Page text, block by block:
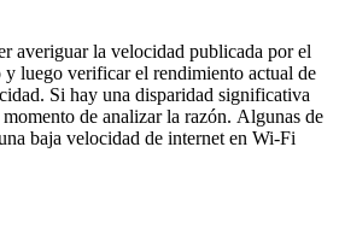
averiguar la velocidad publicada por el
y luego verificar el rendimiento actual de
Si hay una disparidad significativa
de analizar la razón. Algunas de
baja velocidad de internet en Wi-Fi